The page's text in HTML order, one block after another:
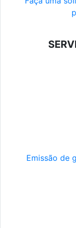
Emissão de